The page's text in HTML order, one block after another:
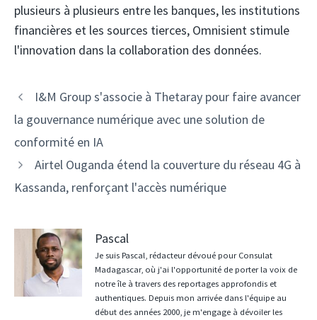
plusieurs à plusieurs entre les banques, les institutions
financières et les sources tierces, Omnisient stimule
l'innovation dans la collaboration des données.
Navigation
des
I&M Group s'associe à Thetaray pour faire avancer
la gouvernance numérique avec une solution de
conformité en IA
Airtel Ouganda étend la couverture du réseau 4G à
Kassanda, renforçant l'accès numérique
Pascal
Je suis Pascal, rédacteur dévoué pour Consulat
Madagascar, où j'ai l'opportunité de porter la voix de
notre île à travers des reportages approfondis et
authentiques. Depuis mon arrivée dans l'équipe au
début des années 2000, je m'engage à dévoiler les